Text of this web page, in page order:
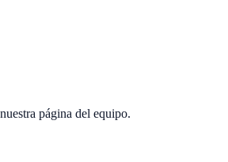
página del equipo.